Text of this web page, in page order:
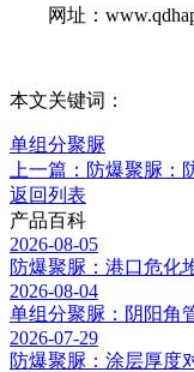
网址：
本文关键词：
单组分聚脲
上一篇：防爆聚脲：
返回列表
产品百科
2026-08-05
防爆聚脲：港口危化
2026-08-04
单组分聚脲：阴阳角
2026-07-29
防爆聚脲：涂层厚度